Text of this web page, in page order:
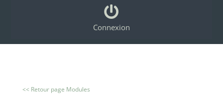

Connexion
<< Retour page Modules